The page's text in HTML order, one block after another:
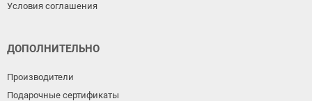
Условия соглашения
ДОПОЛНИТЕЛЬНО
Производители
Подарочные сертификаты